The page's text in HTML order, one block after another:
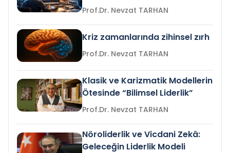
Prof.Dr. Nevzat TARHAN
Kriz zamanlarında zihinsel zırh
Prof.Dr. Nevzat TARHAN
Klasik ve Karizmatik Modellerin
Ötesinde “Bilimsel Liderlik”
Prof.Dr. Nevzat TARHAN
Nöroliderlik ve Vicdani Zekâ:
Geleceğin Liderlik Modeli